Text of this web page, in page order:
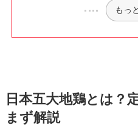
もっ
日本五大地鶏とは？
まず解説